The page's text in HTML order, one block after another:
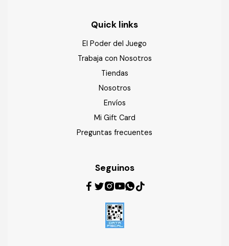
Quick links
El Poder del Juego
Trabaja con Nosotros
Tiendas
Nosotros
Envíos
Mi Gift Card
Preguntas frecuentes
Seguinos